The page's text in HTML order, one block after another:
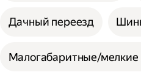
Дачный переезд
Малогабаритные/мелкие